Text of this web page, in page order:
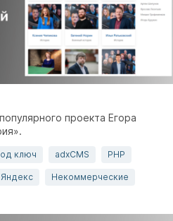
проекта Егора
ключ adxCMS PHP
Некоммерческие